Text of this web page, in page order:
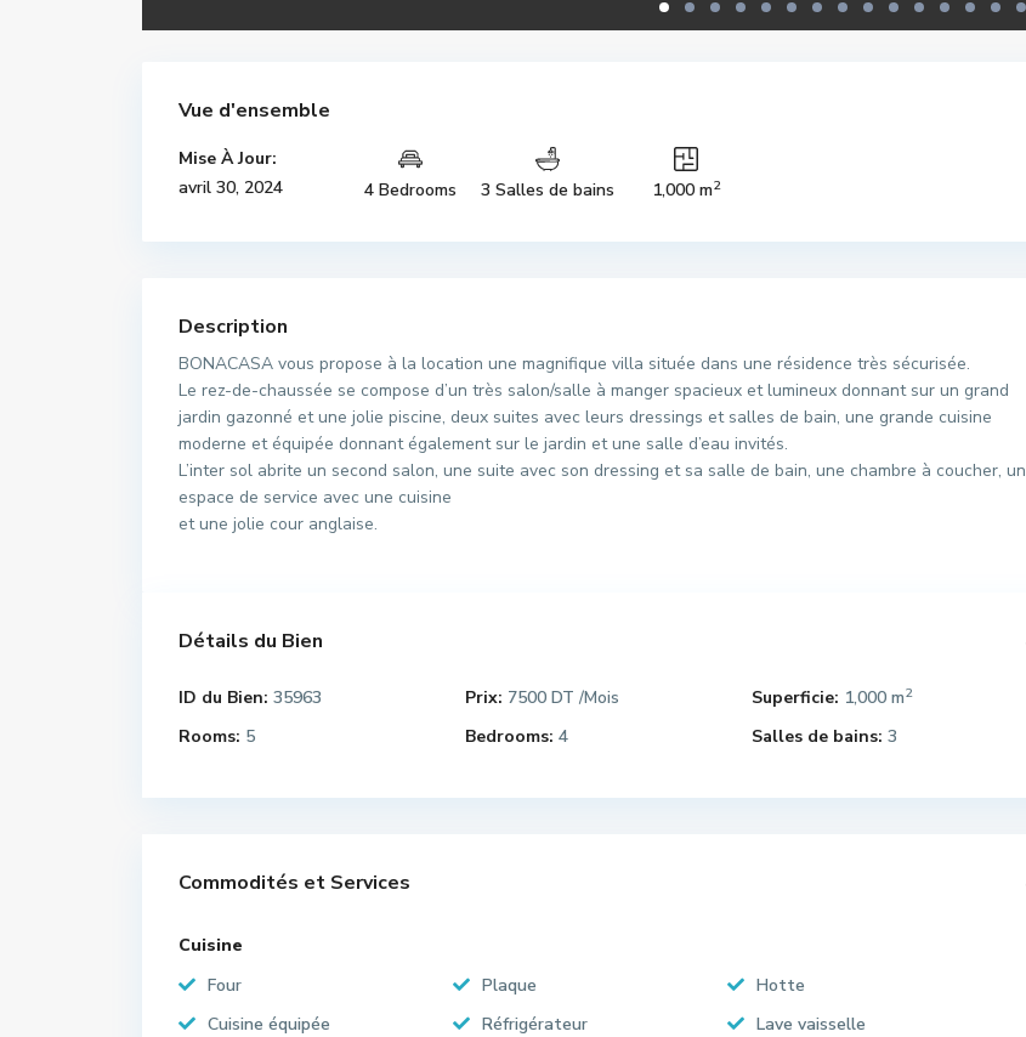
Vue d'ensemble
Mise À Jour:
avril 30, 2024
4 Bedrooms 3 Salles de bains 1,000 m2
Description
BONACASA vous propose à la location une magnifique villa située dans une résidence très sécurisée.
Le rez-de-chaussée se compose d’un très salon/salle à manger spacieux et lumineux donnant sur un grand
jardin gazonné et une jolie piscine, deux suites avec leurs dressings et salles de bain, une grande cuisine
moderne et équipée donnant également sur le jardin et une salle d’eau invités.
L’inter sol abrite un second salon, une suite avec son dressing et sa salle de bain, une chambre à coucher, un
espace de service avec une cuisine
et une jolie cour anglaise.
Détails du Bien
ID du Bien: 35963 Prix: 7500 DT /Mois Superficie: 1,000 m2
Rooms: 5 Bedrooms: 4 Salles de bains: 3
Commodités et Services
Cuisine
Four
Plaque
Hotte
Cuisine équipée
Réfrigérateur Lave vaisselle